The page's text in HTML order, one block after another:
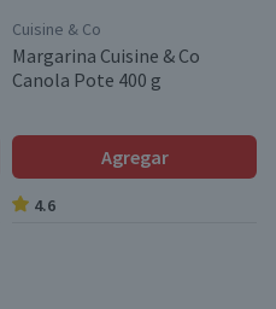
Cuisine & Co
Margarina Cuisine & Co
Canola Pote 400 g
Agregar
4.6